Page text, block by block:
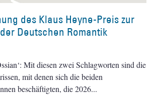
des Klaus Heyne-Preis zur
Deutschen Romantik
Mit diesen zwei Schlagworten sind die
mit denen sich die beiden
beschäftigten, die 2026